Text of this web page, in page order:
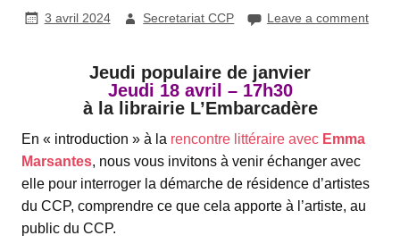
3 avril 2024 Secretariat CCP Leave a comment
Jeudi populaire de janvier
Jeudi 18 avril – 17h30
à la librairie L’Embarcadère
En « introduction » à la rencontre littéraire avec Emma
Marsantes, nous vous invitons à venir échanger avec
elle pour interroger la démarche de résidence d’artistes
du CCP, comprendre ce que cela apporte à l’artiste, au
public du CCP.